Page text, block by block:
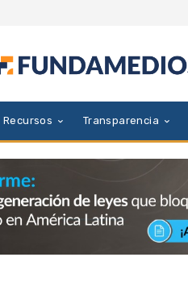
Recursos Transparencia